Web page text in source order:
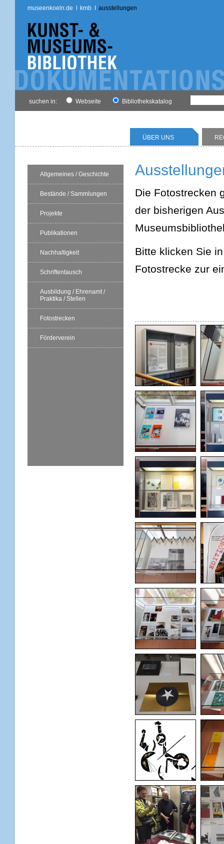
museenkoeln.de kmb ausstellungen
suchen in: Webseite Bibliothekskatalog
ÜBER UNS
Allgemeines / Geschichte
Bestände / Sammlungen
Projekte
Publikationen
Nachhaltigkeit
Schriftentausch
Ausbildung / Ehrenamt /
Praktika / Stellen
Fotostrecken
Förderverein
Die Fotostrecken
der bisherigen
Bitte klicken Sie
Fotostrecke zur